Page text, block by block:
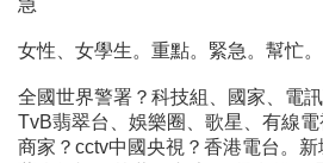
女性、女學生。重點。緊急。幫忙。
全國世界警署？科技組、國家、電
TvB翡翠台、娛樂圈、歌星、有線
商家？cctv中國央視？香港電台。新